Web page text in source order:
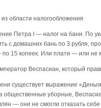
области налогообложения
Петра I — налог на бани. По
с домашних бань по 3 рубля,
по 15 копеек. Или плати — или не
Веспасиан, который
существует выражение
общественные уборные,
— они не смогли отказать